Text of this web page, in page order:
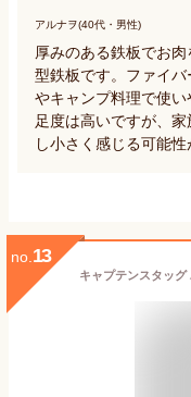
アルナヲ(40代・男性)
厚みのある鉄板でお
型鉄板です。ファイ
やキャンプ料理で使
足度は高いですが、
し小さく感じる可能性
no. 13